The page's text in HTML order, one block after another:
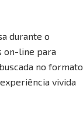
durante o
on-line para
no formato
vivida